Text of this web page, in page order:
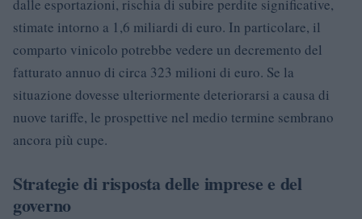
dalle esportazioni, rischia di subire perdite significative,
stimate intorno a 1,6 miliardi di euro. In particolare, il
comparto vinicolo potrebbe vedere un decremento del
fatturato annuo di circa 323 milioni di euro. Se la
situazione dovesse ulteriormente deteriorarsi a causa di
nuove tariffe, le prospettive nel medio termine sembrano
ancora più cupe.
Strategie di risposta delle imprese e del
governo